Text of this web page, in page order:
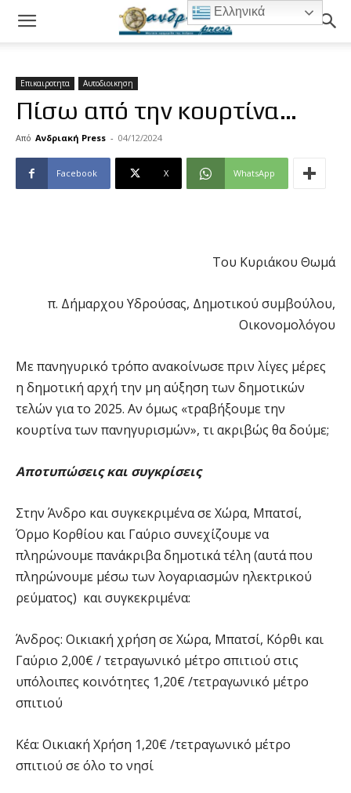
Επικαιροτητα Αυτοδιοικηση
Πίσω από την κουρτίνα…
Από Ανδριακή Press - 04/12/2024
Facebook X WhatsApp
Του Κυριάκου Θωμά
π. Δήμαρχου Υδρούσας, Δημοτικού συμβούλου,
Οικονομολόγου
Με πανηγυρικό τρόπο ανακοίνωσε πριν λίγες μέρες
η δημοτική αρχή την μη αύξηση των δημοτικών
τελών για το 2025. Αν όμως «τραβήξουμε την
κουρτίνα των πανηγυρισμών», τι ακριβώς θα δούμε;
Αποτυπώσεις και συγκρίσεις
Στην Άνδρο και συγκεκριμένα σε Χώρα, Μπατσί,
Όρμο Κορθίου και Γαύριο συνεχίζουμε να
πληρώνουμε πανάκριβα δημοτικά τέλη (αυτά που
πληρώνουμε μέσω των λογαριασμών ηλεκτρικού
ρεύματος) και συγκεκριμένα:
Άνδρος: Οικιακή χρήση σε Χώρα, Μπατσί, Κόρθι και
Γαύριο 2,00€ / τετραγωνικό μέτρο σπιτιού στις
υπόλοιπες κοινότητες 1,20€ /τετραγωνικό μέτρο
σπιτιού
Κέα: Οικιακή Χρήση 1,20€ /τετραγωνικό μέτρο
σπιτιού σε όλο το νησί
Ελληνικά